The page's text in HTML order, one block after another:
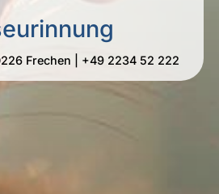
Frechen | +49 2234 52 222